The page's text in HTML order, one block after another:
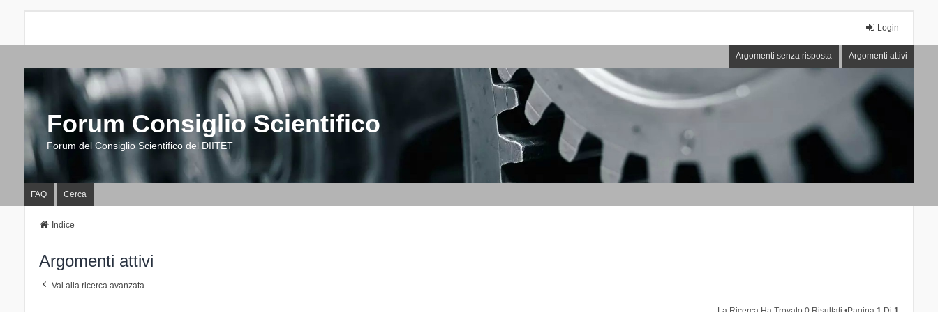
Login
Argomenti senza risposta Argomenti attivi
Forum Consiglio Scientifico
Forum del Consiglio Scientifico del DIITET
FAQ Cerca
Indice
Argomenti attivi
Vai alla ricerca avanzata